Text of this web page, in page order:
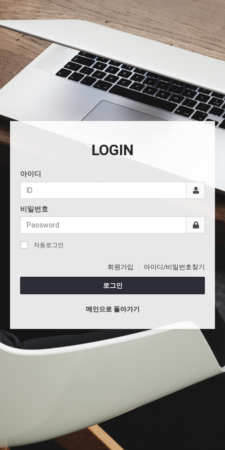
LOGIN
아이디
비밀번호
자동로그인
회원가입 아이디/비밀번호찾기
로그인
메인으로 돌아가기